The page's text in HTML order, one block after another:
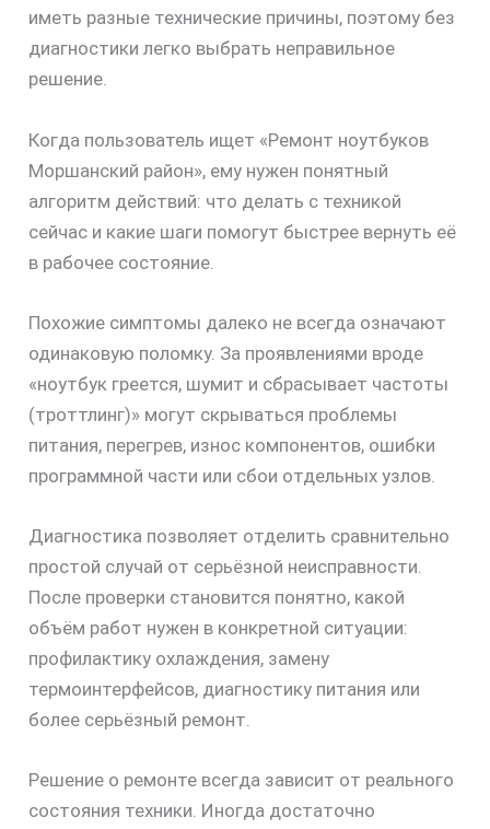
иметь разные технические причины, поэтому без
диагностики легко выбрать неправильное
решение.
Когда пользователь ищет «Ремонт ноутбуков
Моршанский район», ему нужен понятный
алгоритм действий: что делать с техникой
сейчас и какие шаги помогут быстрее вернуть её
в рабочее состояние.
Похожие симптомы далеко не всегда означают
одинаковую поломку. За проявлениями вроде
«ноутбук греется, шумит и сбрасывает частоты
(троттлинг)» могут скрываться проблемы
питания, перегрев, износ компонентов, ошибки
программной части или сбои отдельных узлов.
Диагностика позволяет отделить сравнительно
простой случай от серьёзной неисправности.
После проверки становится понятно, какой
объём работ нужен в конкретной ситуации:
профилактику охлаждения, замену
термоинтерфейсов, диагностику питания или
более серьёзный ремонт.
Решение о ремонте всегда зависит от реального
состояния техники. Иногда достаточно
скидку
30%